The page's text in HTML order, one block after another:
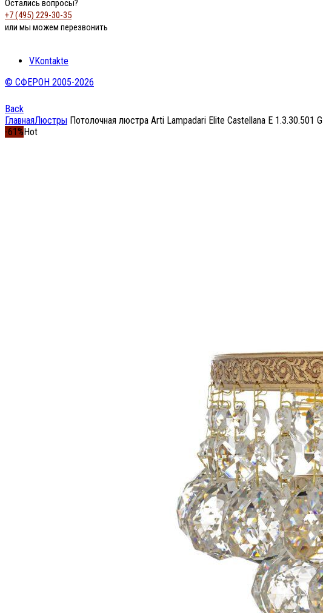
Остались вопросы?
+7 (495) 229-30-35
или мы можем перезвонить
VKontakte
© СФЕРОН 2005-2026
Back
ГлавнаяЛюстры Потолочная люстра Arti Lampadari Elite Castellana E 1.3.30.501 G
-61% Hot